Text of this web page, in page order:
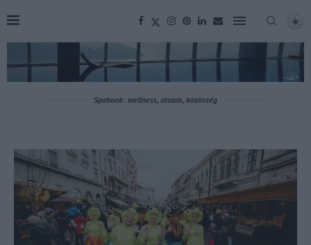
Spabook: wellness, utazás, közösség